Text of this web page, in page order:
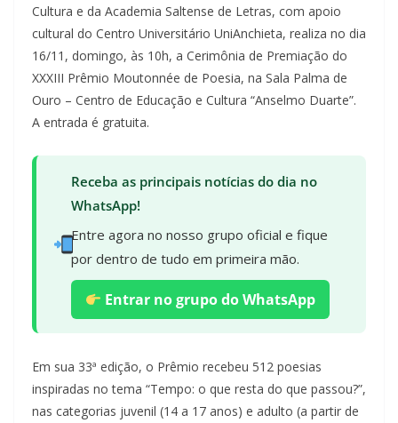
Cultura e da Academia Saltense de Letras, com apoio
cultural do Centro Universitário UniAnchieta, realiza no dia
16/11, domingo, às 10h, a Cerimônia de Premiação do
XXXIII Prêmio Moutonnée de Poesia, na Sala Palma de
Ouro – Centro de Educação e Cultura “Anselmo Duarte”.
A entrada é gratuita.
Receba as principais notícias do dia no
WhatsApp!
Entre agora no nosso grupo oficial e fique
por dentro de tudo em primeira mão.
Entrar no grupo do WhatsApp
Em sua 33ª edição, o Prêmio recebeu 512 poesias
inspiradas no tema “Tempo: o que resta do que passou?”,
nas categorias juvenil (14 a 17 anos) e adulto (a partir de